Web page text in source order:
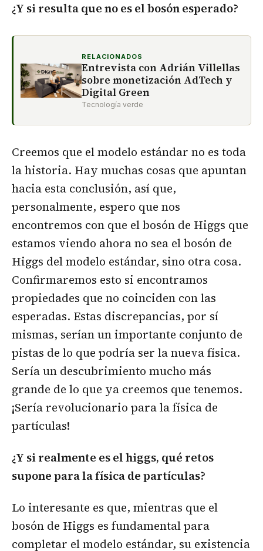
¿Y si resulta que no es el bosón esperado?
RELACIONADOS
Entrevista con Adrián Villellas
sobre monetización AdTech y
Digital Green
Tecnología verde
Creemos que el modelo estándar no es toda
la historia. Hay muchas cosas que apuntan
hacia esta conclusión, así que,
personalmente, espero que nos
encontremos con que el bosón de Higgs que
estamos viendo ahora no sea el bosón de
Higgs del modelo estándar, sino otra cosa.
Confirmaremos esto si encontramos
propiedades que no coinciden con las
esperadas. Estas discrepancias, por sí
mismas, serían un importante conjunto de
pistas de lo que podría ser la nueva física.
Sería un descubrimiento mucho más
grande de lo que ya creemos que tenemos.
¡Sería revolucionario para la física de
partículas!
¿Y si realmente es el higgs, qué retos
supone para la física de partículas?
Lo interesante es que, mientras que el
bosón de Higgs es fundamental para
completar el modelo estándar, su existencia